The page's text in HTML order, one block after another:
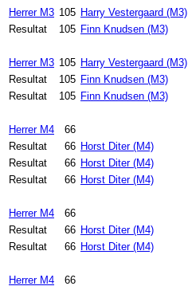
Herrer M3 105 Harry Vestergaard (M3)
Resultat
105 Finn Knudsen (M3)
Herrer M3 105 Harry Vestergaard (M3)
Resultat
105 Finn Knudsen (M3)
Resultat
105 Finn Knudsen (M3)
Herrer M4 66
Resultat
66 Horst Diter (M4)
Resultat
66 Horst Diter (M4)
Resultat
66 Horst Diter (M4)
Herrer M4 66
Resultat
66 Horst Diter (M4)
Resultat
66 Horst Diter (M4)
Herrer M4 66